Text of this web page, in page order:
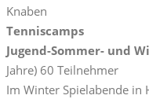
Knaben
Tenniscamps
Jugend-Sommer- und
Jahre) 60 Teilnehmer
Im Winter Spielabende in